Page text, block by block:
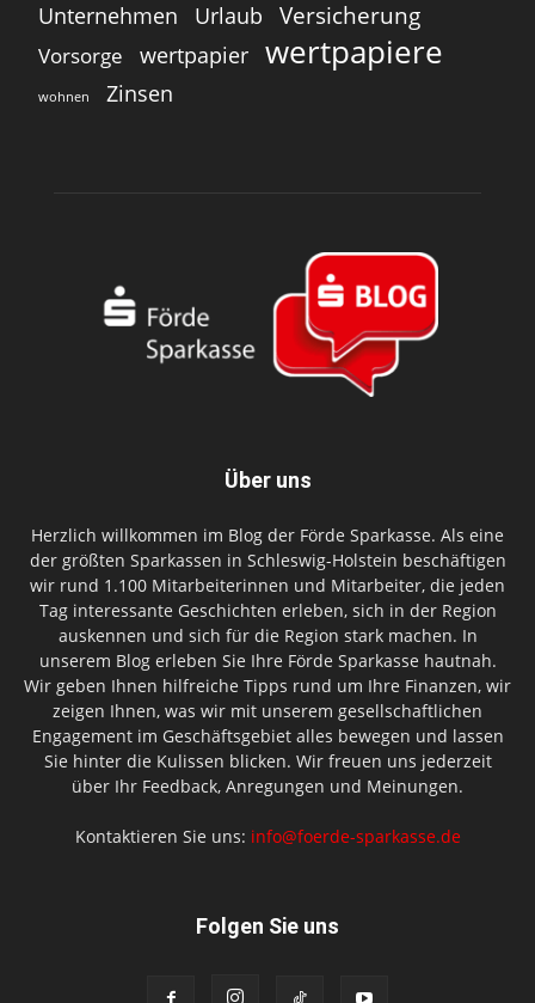
Unternehmen Urlaub Versicherung
Vorsorge wertpapier wertpapiere
wohnen Zinsen
Über uns
Herzlich willkommen im Blog der Förde Sparkasse. Als eine
der größten Sparkassen in Schleswig-Holstein beschäftigen
wir rund 1.100 Mitarbeiterinnen und Mitarbeiter, die jeden
Tag interessante Geschichten erleben, sich in der Region
auskennen und sich für die Region stark machen. In
unserem Blog erleben Sie Ihre Förde Sparkasse hautnah.
Wir geben Ihnen hilfreiche Tipps rund um Ihre Finanzen, wir
zeigen Ihnen, was wir mit unserem gesellschaftlichen
Engagement im Geschäftsgebiet alles bewegen und lassen
Sie hinter die Kulissen blicken. Wir freuen uns jederzeit
über Ihr Feedback, Anregungen und Meinungen.
Kontaktieren Sie uns: info@foerde-sparkasse.de
Folgen Sie uns